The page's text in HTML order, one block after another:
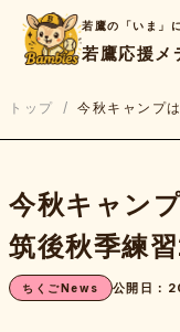
若鷹の「いま」
若鷹応援
索:
ちくごNews
若鷹Game
トップ / 今秋キャンプ
今秋キャン
筑後秋季練
ちくごNews 公開日：